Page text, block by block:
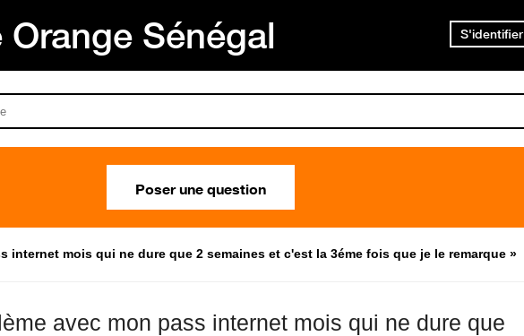
Sénégal S'identifier
Poser une question
internet mois qui ne dure que 2 semaines et c'est la 3éme fois que je le remarque »
avec mon pass internet mois qui ne dure que